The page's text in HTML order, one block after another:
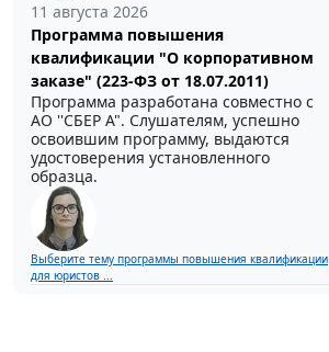
11 августа 2026
Программа повышения
квалификации "О корпоративном
заказе" (223-ФЗ от 18.07.2011)
Программа разработана совместно с
АО ''СБЕР А". Слушателям, успешно
освоившим программу, выдаются
удостоверения установленного
образца.
Выберите тему программы повышения квалификации
для юристов ...